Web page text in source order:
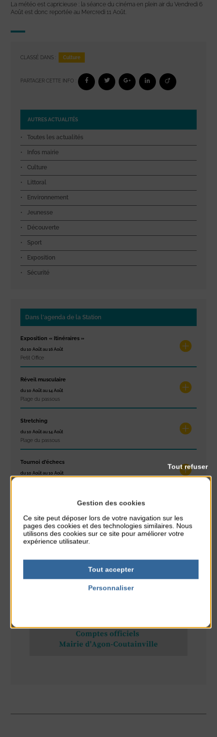
La météo est capricieuse : la séance du cinéma en plein air du Vendredi 6
Août est donc reportée au Mercredi 11 Août.
CLASSÉ DANS : Culture
PARTAGER CETTE INFO :
AUTRES ACTUALITÉS
Toutes les actualités
Infos mairie
Culture
Littoral
Environnement
Jeunesse
Découverte
Sport
Exposition
Sécurité
Dans l'agenda de la Station
Exposition « Itinéraires »
du 10 Août au 16 Août
Petit Office
Réveil musculaire
du 10 Août au 14 Août
Plage du passous
Stretching
du 10 Août au 14 Août
Plage du passous
Tournoi d’échecs
du 10 Août au 10 Août
Tchoukball et Spikeball
Plage du passous
Gestion des cookies
Ce site peut déposer lors de votre navigation sur les
pages des cookies et des technologies similaires. Nous
utilisons des cookies sur ce site pour améliorer votre
expérience utilisateur.
Tout accepter
Tout refuser
Personnaliser